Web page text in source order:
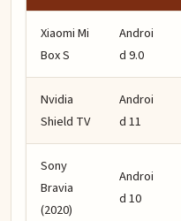
Xiaomi Mi
Box S
Androi
d 9.0
Nvidia
Shield TV
Androi
d 11
Sony
Bravia
(2020)
Androi
d 10